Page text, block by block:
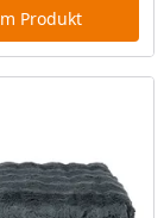
Produkt